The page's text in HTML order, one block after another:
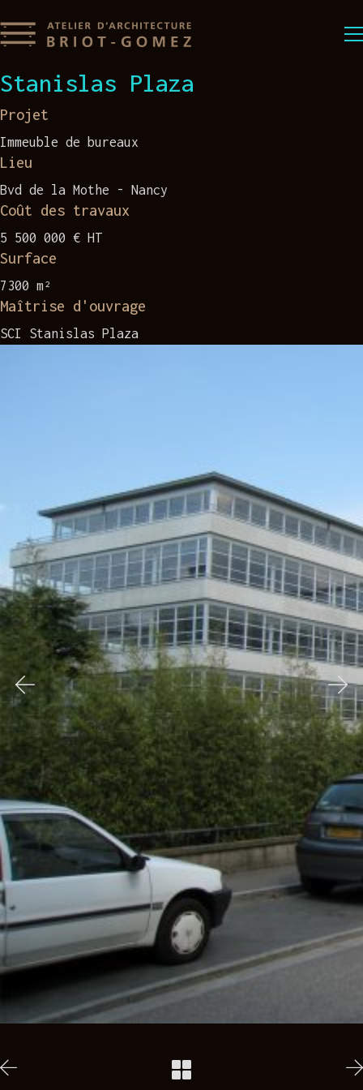
Stanislas Plaza
Projet
Immeuble de bureaux
Lieu
Bvd de la Mothe - Nancy
Coût des travaux
5 500 000 € HT
Surface
7300 m²
Maîtrise d'ouvrage
SCI Stanislas Plaza